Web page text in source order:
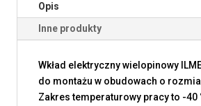
Opis
Inne produkty
Wkład elektryczny wielopinowy
do montażu w obudowach o
Zakres temperaturowy pracy to -40